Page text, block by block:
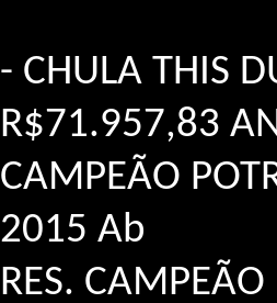
- CHULA THIS
R$71.957,83
CAMPEÃO
2015 Ab
RES.